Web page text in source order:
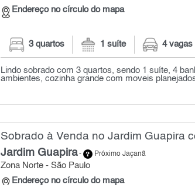
Endereço no círculo do mapa
3 quartos 1 suíte 4 vagas
Lindo sobrado com 3 quartos, sendo 1 suíte, 4
ambientes, cozinha grande com moveis
Sobrado à Venda no Jardim Guapira
Jardim Guapira- Próximo Jaçanã
Zona Norte - São Paulo
Endereço no círculo do mapa